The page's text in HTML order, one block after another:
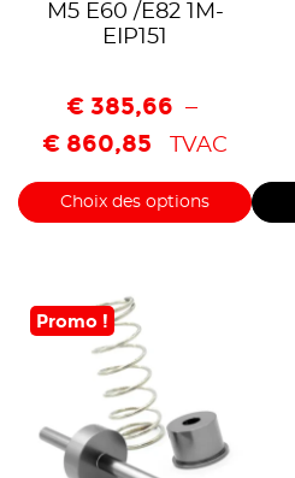
M5 E60 /E82 1M-
EIP151
€ 385,66 –
€ 860,85 TVAC
Choix des options
Promo !